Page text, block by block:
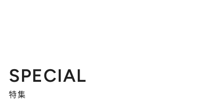
SPECIAL
特集